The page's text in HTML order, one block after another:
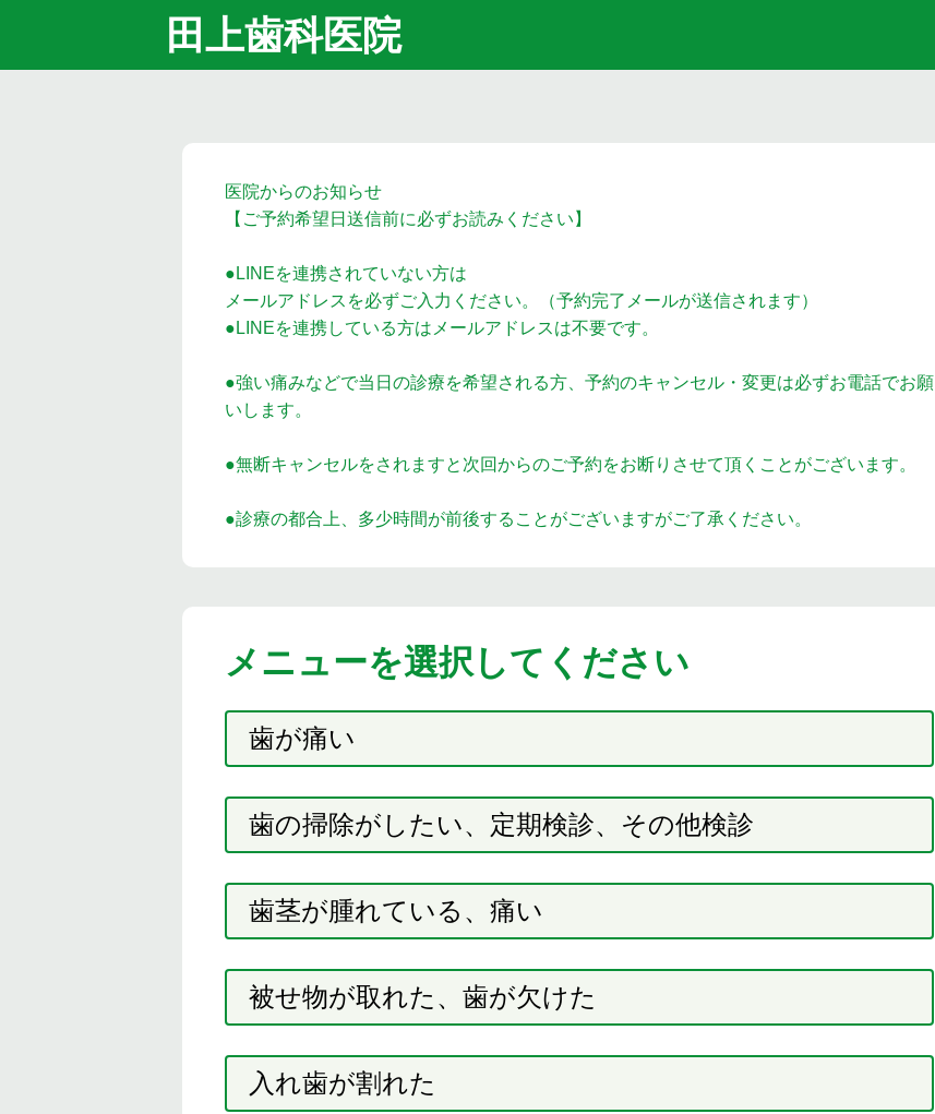
田上歯科医院
医院からのお知らせ
【ご予約希望日送信前に必ずお読みください】
●LINEを連携されていない方は
メールアドレスを必ずご入力ください。（予約完了メールが送信されます）
●LINEを連携している方はメールアドレスは不要です。
●強い痛みなどで当日の診療を希望される方、予約のキャンセル・変更は必ずお電話でお願
いします。
●無断キャンセルをされますと次回からのご予約をお断りさせて頂くことがございます。
●診療の都合上、多少時間が前後することがございますがご了承ください。
メニューを選択してください
歯が痛い
歯の掃除がしたい、定期検診、その他検診
歯茎が腫れている、痛い
被せ物が取れた、歯が欠けた
入れ歯が割れた